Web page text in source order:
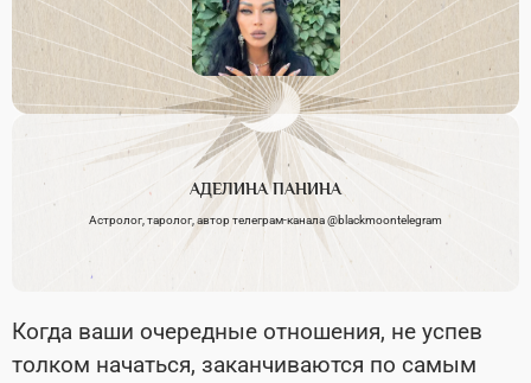
АДЕЛИНА ПАНИНА
Астролог, таролог, автор телеграм-канала @blackmoontelegram
Когда ваши очередные отношения, не успев
толком начаться, заканчиваются по самым